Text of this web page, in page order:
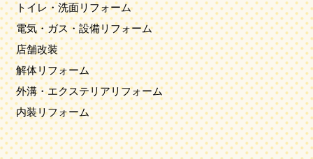
トイレ・洗面リフォーム
電気・ガス・設備リフォーム
店舗改装
解体リフォーム
外溝・エクステリアリフォーム
内装リフォーム